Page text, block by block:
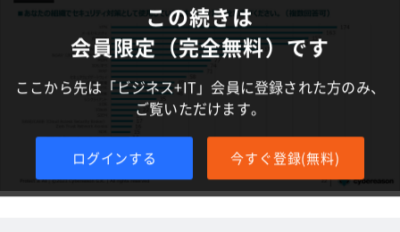
この続きは
会員限定（完全無料）です
ここから先は「ビジネス+IT」会員に登録された方のみ、
ご覧いただけます。
ログインする 今すぐ登録(無料)